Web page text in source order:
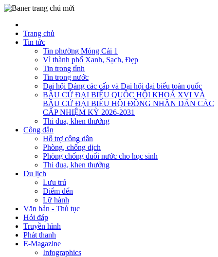
Trang chủ
Tin tức
Tin phường Móng Cái 1
Vì thành phố Xanh, Sạch, Đẹp
Tin trong tỉnh
Tin trong nước
Đại hội Đảng các cấp và Đại hội đại biểu toàn quốc
BẦU CỬ ĐẠI BIỂU QUỐC HỘI KHOÁ XVI VÀ
BẦU CỬ ĐẠI BIỂU HỘI ĐỒNG NHÂN DÂN CÁC
CẤP NHIỆM KỲ 2026-2031
Thi đua, khen thưởng
Công dân
Hỗ trợ công dân
Phòng, chống dịch
Phòng chống đuối nước cho học sinh
Thi đua, khen thưởng
Du lịch
Lưu trú
Điểm đến
Lữ hành
Văn bản - Thủ tục
Hỏi đáp
Truyền hình
Phát thanh
E-Magazine
Infographics